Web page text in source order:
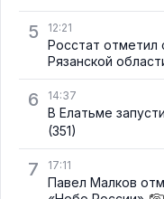
5 12:21
Росстат отметил
Рязанской
6 14:37
В Елатьме
(351)
7 17:11
Павел Малков